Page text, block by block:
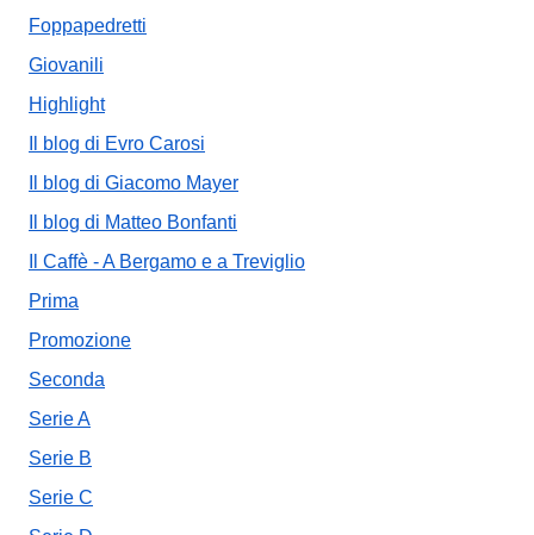
Foppapedretti
Giovanili
Highlight
Il blog di Evro Carosi
Il blog di Giacomo Mayer
Il blog di Matteo Bonfanti
Il Caffè - A Bergamo e a Treviglio
Prima
Promozione
Seconda
Serie A
Serie B
Serie C